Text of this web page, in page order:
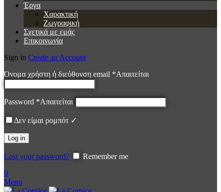
Έργα
Χαρακτική
Ζωγραφική
Σχετικά με εμάς
Επικοινωνία
Sign in Create an Account
Όνομα χρήστη ή διεύθυνση email *Απαιτείται
Password *Απαιτείται
Δεν είμαι ρομπότ ✓
Log in
Lost your password?
Remember me
0
Menu